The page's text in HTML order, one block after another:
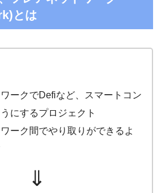
とは
ークでDefiなど、スマートコン
にするプロジェクト
ーク間でやり取りができるよ